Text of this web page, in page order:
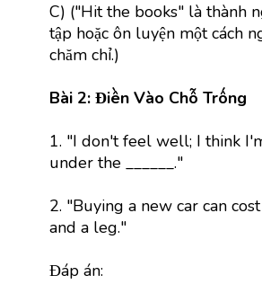
C) ("Hit the books" là thành
tập hoặc ôn luyện một cách
chăm chỉ.)
Bài 2: Điền Vào Chỗ Trống
1. "I don't feel well; I think
under the ______."
2. "Buying a new car can cost
and a leg."
Đáp án: